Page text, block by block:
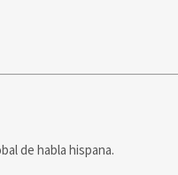
de habla hispana.